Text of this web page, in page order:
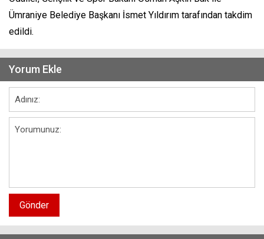
Ümraniye Belediye Başkanı İsmet Yıldırım tarafından takdim
edildi.
Yorum Ekle
Gönder